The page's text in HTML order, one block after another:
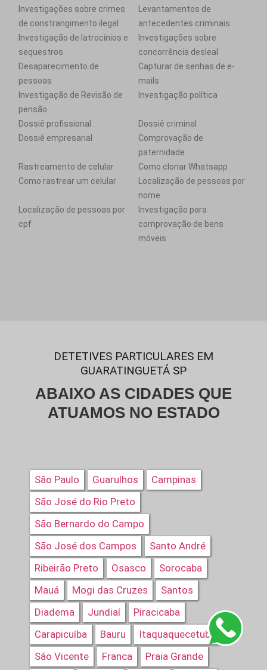
Investigações sobre crimes
de constrangimento ilegal
Levantamentos de
antecedentes criminais
Investigação de latrocínios e
sequestros
Investigações sobre
concorrência desleal
Desaparecimento de
pessoas
Capturar de senhas de e-
mails
Investigação de Revisão de
pensão
Investigação política
Dossiê profissional
Dossiê criminal
Dossiê empresarial
Comprovação de
paternidade
Rastreamento de celular
Como clonar Whatsapp
Como rastrear um celular
Localização de pessoas por
nome
Localização de pessoas por
cpf
Investigação para
comprovação de bens
móveis
DETETIVES PARTICULARES EM
GUARATINGUETÁ SP
ABAIXO AS CIDADES QUE
ATUAMOS NO ESTADO
São Paulo Guarulhos
Campinas
São José do Rio Preto
São Bernardo do Campo
São José dos Campos
Santo André
Ribeirão Preto
Osasco
Sorocaba
Mauá
Mogi das Cruzes
Santos
Diadema
Jundiaí
Piracicaba
Carapicuíba
Bauru
Itaquaquecetuba
São Vicente
Franca Praia Grande